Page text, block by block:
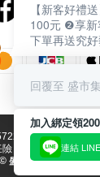
00000-1 ｜ 投
1516字第
盛和風食集文化股份
【新客好禮
100元 ❷享
下單再送究
回覆至 盛市集
連結